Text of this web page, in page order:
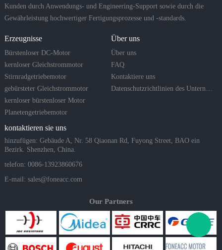
Kunden durch Anwendungs- und Engineering-Support sowie durch die
Gewährleistung hochwertiger Fertigungsprozesse und -standards.
Erzeugnisse
Bürstenloser DC-Motor
kernloser Gleichstrommotor
Stirnradgetriebemotor
gebürsteter Gleichstrommotor
kernloser bürstenloser Motor
Planetengetriebemotor
Über uns
Über uns
FAQ
Kontaktiere uns
kontaktieren sie uns
hinzufügen: Gebäude A, Nr. 58 Qiaonan Rd, Fuyong Street, BAO ein
Bezirk. Shenzhen, China.
telefon: 0086-13923860676
E-mail: sales@foneacc.com
Our Partners